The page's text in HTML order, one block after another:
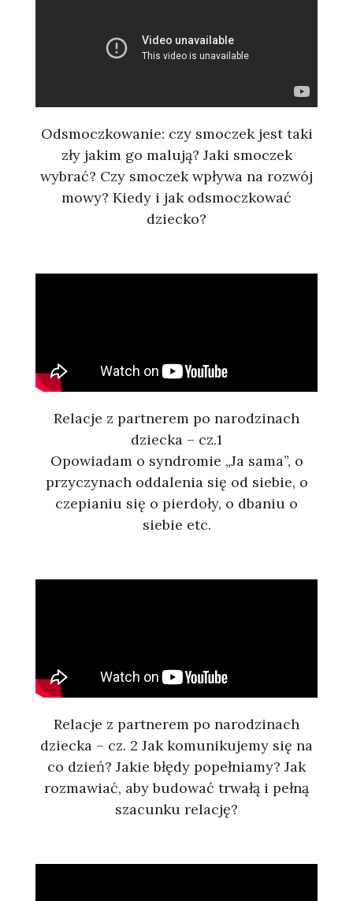
Odsmoczkowanie: czy smoczek jest taki
zły jakim go malują? Jaki smoczek
wybrać? Czy smoczek wpływa na rozwój
mowy? Kiedy i jak odsmoczkować
dziecko?
Relacje z partnerem po narodzinach
dziecka – cz.1
Opowiadam o syndromie „Ja sama”, o
przyczynach oddalenia się od siebie, o
czepianiu się o pierdoły, o dbaniu o
siebie etc.
Relacje z partnerem po narodzinach
dziecka – cz. 2 Jak komunikujemy się na
co dzień? Jakie błędy popełniamy? Jak
rozmawiać, aby budować trwałą i pełną
szacunku relację?